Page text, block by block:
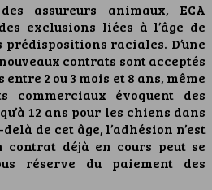
assureurs animaux, ECA
exclusions liées à l’âge de
raciales. D’une
contrats sont acceptés
2 ou 3 mois et 8 ans, même
commerciaux évoquent des
12 ans pour les chiens dans
de cet âge, l’adhésion n’est
contrat déjà en cours peut se
réserve du paiement des